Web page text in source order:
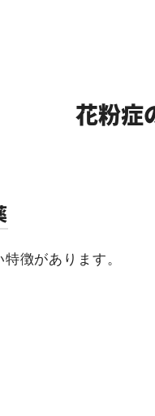
花粉症
徴があります。